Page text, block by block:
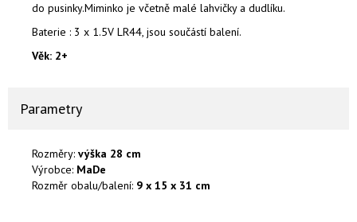
do pusinky.Miminko je včetně malé lahvičky a dudlíku.
Baterie : 3 x 1.5V LR44, jsou součástí balení.
Věk: 2+
Parametry
Rozměry: výška 28 cm
Výrobce: MaDe
Rozměr obalu/balení: 9 x 15 x 31 cm